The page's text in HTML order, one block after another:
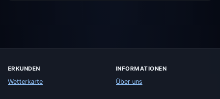
ERKUNDEN
Wetterkarte
INFORMATIONEN
Über uns